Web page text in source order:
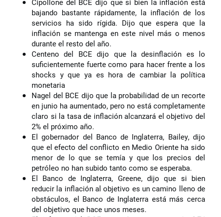
Cipollone del BCE dijo que si bien la inflación está
bajando bastante rápidamente, la inflación de los
servicios ha sido rígida. Dijo que espera que la
inflación se mantenga en este nivel más o menos
durante el resto del año.
Centeno del BCE dijo que la desinflación es lo
suficientemente fuerte como para hacer frente a los
shocks y que ya es hora de cambiar la política
monetaria
Nagel del BCE dijo que la probabilidad de un recorte
en junio ha aumentado, pero no está completamente
claro si la tasa de inflación alcanzará el objetivo del
2% el próximo año.
El gobernador del Banco de Inglaterra, Bailey, dijo
que el efecto del conflicto en Medio Oriente ha sido
menor de lo que se temía y que los precios del
petróleo no han subido tanto como se esperaba.
El Banco de Inglaterra, Greene, dijo que si bien
reducir la inflación al objetivo es un camino lleno de
obstáculos, el Banco de Inglaterra está más cerca
del objetivo que hace unos meses.